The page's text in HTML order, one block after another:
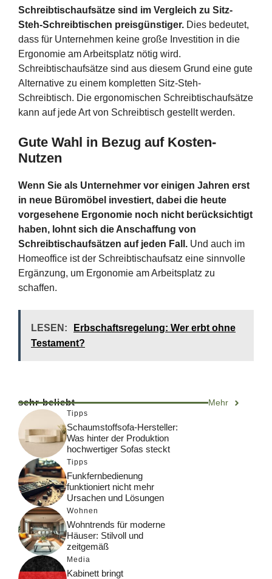
Schreibtischaufsätze sind im Vergleich zu Sitz-
Steh-Schreibtischen preisgünstiger. Dies bedeutet,
dass für Unternehmen keine große Investition in die
Ergonomie am Arbeitsplatz nötig wird.
Schreibtischaufsätze sind aus diesem Grund eine gute
Alternative zu einem kompletten Sitz-Steh-
Schreibtisch. Die ergonomischen Schreibtischaufsätze
kann auf jede Art von Schreibtisch gestellt werden.
Gute Wahl in Bezug auf Kosten-
Nutzen
Wenn Sie als Unternehmer vor einigen Jahren erst
in neue Büromöbel investiert, dabei die heute
vorgesehene Ergonomie noch nicht berücksichtigt
haben, lohnt sich die Anschaffung von
Schreibtischaufsätzen auf jeden Fall. Und auch im
Homeoffice ist der Schreibtischaufsatz eine sinnvolle
Ergänzung, um Ergonomie am Arbeitsplatz zu
schaffen.
LESEN:
Erbschaftsregelung: Wer erbt ohne
Testament?
sehr beliebt Mehr
Tipps
Schaumstoffsofa-Hersteller:
Was hinter der Produktion
hochwertiger Sofas steckt
Tipps
Funkfernbedienung
funktioniert nicht mehr
Ursachen und Lösungen
Wohnen
Wohntrends für moderne
Häuser: Stilvoll und
zeitgemäß
Media
Kabinett bringt